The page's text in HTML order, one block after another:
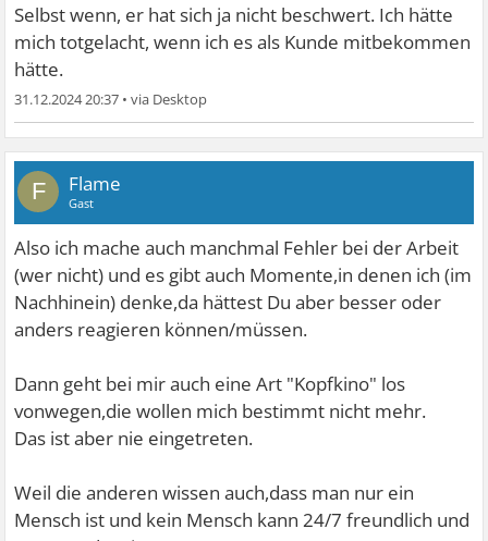
Selbst wenn, er hat sich ja nicht beschwert. Ich hätte
mich totgelacht, wenn ich es als Kunde mitbekommen
hätte.
31.12.2024 20:37 •
F Flame
Gast
Also ich mache auch manchmal Fehler bei der Arbeit
(wer nicht) und es gibt auch Momente,in denen ich (im
Nachhinein) denke,da hättest Du aber besser oder
anders reagieren können/müssen.
Dann geht bei mir auch eine Art "Kopfkino" los
vonwegen,die wollen mich bestimmt nicht mehr.
Das ist aber nie eingetreten.
Weil die anderen wissen auch,dass man nur ein
Mensch ist und kein Mensch kann 24/7 freundlich und